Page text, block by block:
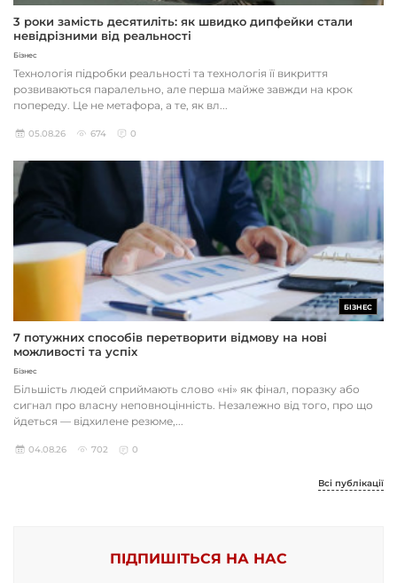
3 роки замість десятиліть: як швидко дипфейки стали
невідрізними від реальності
Бізнес
Технологія підробки реальності та технологія її викриття
розвиваються паралельно, але перша майже завжди на крок
попереду. Це не метафора, а те, як вл...
05.08.26 674 0
БІЗНЕС
7 потужних способів перетворити відмову на нові
можливості та успіх
Бізнес
Більшість людей сприймають слово «ні» як фінал, поразку або
сигнал про власну неповноцінність. Незалежно від того, про що
йдеться — відхилене резюме,...
04.08.26 702 0
Всі публікації
ПІДПИШІТЬСЯ НА НАС